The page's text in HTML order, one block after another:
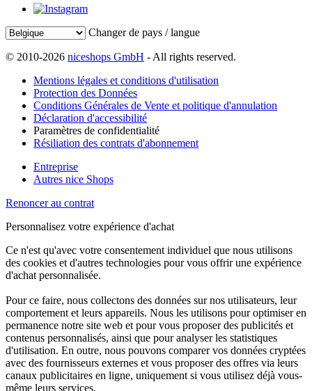
Changer de pays / langue
© 2010-2026 niceshops GmbH - All rights reserved.
Mentions légales et conditions d'utilisation
Protection des Données
Conditions Générales de Vente et politique d'annulation
Déclaration d'accessibilité
Paramètres de confidentialité
Résiliation des contrats d'abonnement
Entreprise
Autres nice Shops
Renoncer au contrat
Personnalisez votre expérience d'achat
Ce n'est qu'avec votre consentement individuel que nous utilisons
des cookies et d'autres technologies pour vous offrir une expérience
d'achat personnalisée.
Pour ce faire, nous collectons des données sur nos utilisateurs, leur
comportement et leurs appareils. Nous les utilisons pour optimiser en
permanence notre site web et pour vous proposer des publicités et
contenus personnalisés, ainsi que pour analyser les statistiques
d'utilisation. En outre, nous pouvons comparer vos données cryptées
avec des fournisseurs externes et vous proposer des offres via leurs
canaux publicitaires en ligne, uniquement si vous utilisez déjà vous-
même leurs services.